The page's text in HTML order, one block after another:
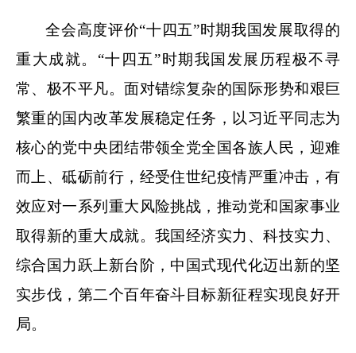
全会高度评价“十四五”时期我国发展取得的
重大成就。“十四五”时期我国发展历程极不寻
常、极不平凡。面对错综复杂的国际形势和艰巨
繁重的国内改革发展稳定任务，以习近平同志为
核心的党中央团结带领全党全国各族人民，迎难
而上、砥砺前行，经受住世纪疫情严重冲击，有
效应对一系列重大风险挑战，推动党和国家事业
取得新的重大成就。我国经济实力、科技实力、
综合国力跃上新台阶，中国式现代化迈出新的坚
实步伐，第二个百年奋斗目标新征程实现良好开
局。